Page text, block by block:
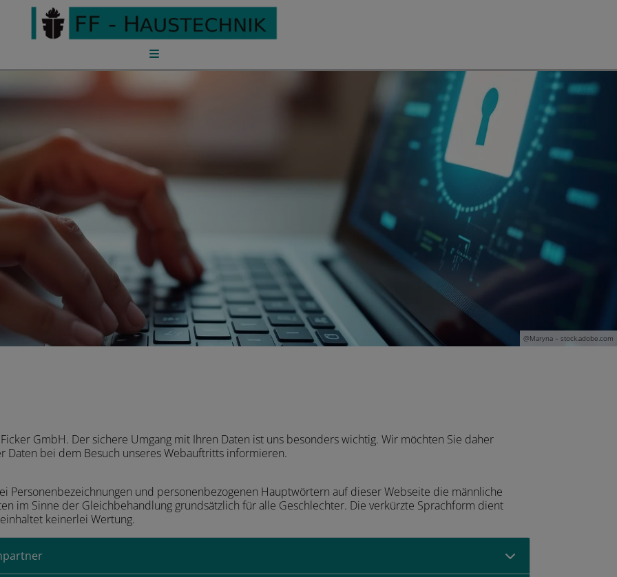
@Maryna – stock.adobe.com
GmbH. Der sichere Umgang mit Ihren Daten ist uns besonders wichtig. Wir möchten Sie daher
bei dem Besuch unseres Webauftritts informieren.
Personenbezeichnungen und personenbezogenen Hauptwörtern auf dieser Webseite die männliche
im Sinne der Gleichbehandlung grundsätzlich für alle Geschlechter. Die verkürzte Sprachform dient
keinerlei Wertung.